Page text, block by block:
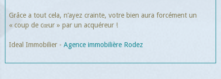
Grâce a tout cela, n’ayez crainte, votre bien aura forcément un
« coup de cœur » par un acquéreur !
Ideal Immobilier - Agence immobilière Rodez